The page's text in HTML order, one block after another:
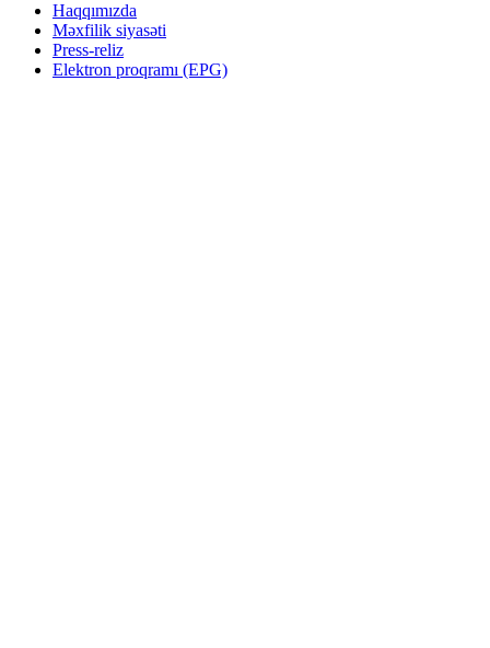
Haqqımızda
Məxfilik siyasəti
Press-reliz
Elektron proqramı (EPG)